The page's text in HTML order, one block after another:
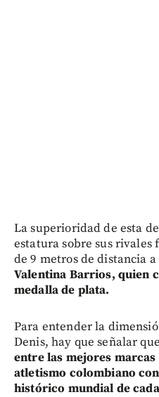
La superioridad de esta
estatura sobre sus rivales
de 9 metros de distancia a
Valentina Barrios, quien
medalla de plata.
Para entender la
Denis, hay que señalar
entre las mejores
atletismo colombiano
histórico mundial de